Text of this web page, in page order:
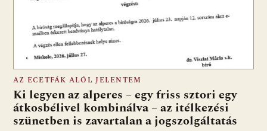
AZ ECETFÁK ALÓL JELENTEM
Ki legyen az alperes – egy friss sztori egy
átkosbélivel kombinálva – az itélkezési
szünetben is zavartalan a jogszolgáltatás